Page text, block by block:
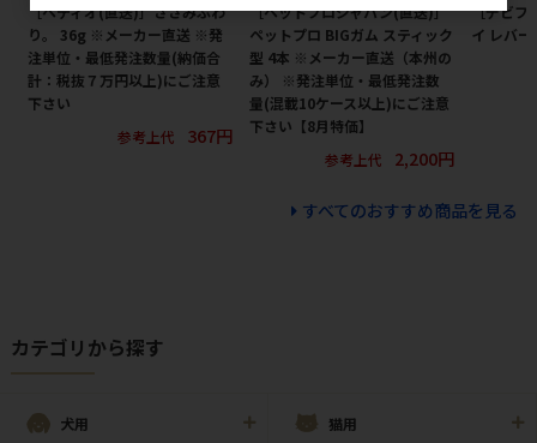
［ペティオ(直送)］ささみふわ
り。 36g ※メーカー直送 ※発
注単位・最低発注数量(納価合
計：税抜７万円以上)にご注意
下さい
参考上代
367円
［ペットプロジャパン(直送)］
ペットプロ BIGガム スティック
型 4本 ※メーカー直送（本州の
み） ※発注単位・最低発注数
量(混載10ケース以上)にご注意
下さい【8月特価】
参考上代
2,200円
［デビフ
イ レバ
すべてのおすすめ商品を見る
カテゴリから探す
犬用 猫用